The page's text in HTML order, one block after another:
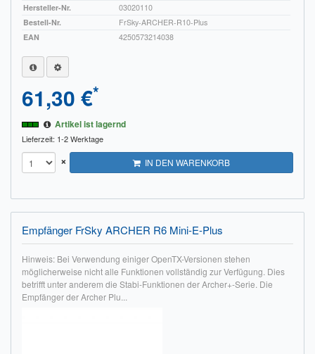
Hersteller-Nr.
03020110
Bestell-Nr.
FrSky-ARCHER-R10-Plus
EAN
4250573214038
61,30 €*
Artikel ist lagernd
Lieferzeit: 1-2 Werktage
× IN DEN WARENKORB
Empfänger FrSky ARCHER R6 Mini-E-Plus
Hinweis: Bei Verwendung einiger OpenTX-Versionen stehen
möglicherweise nicht alle Funktionen vollständig zur Verfügung. Dies
betrifft unter anderem die Stabi-Funktionen der Archer+-Serie. Die
Empfänger der Archer Plu...